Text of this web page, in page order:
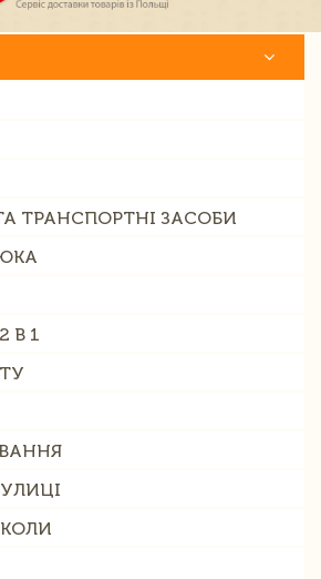
ТРАНСПОРТНІ ЗАСОБИ
В 1